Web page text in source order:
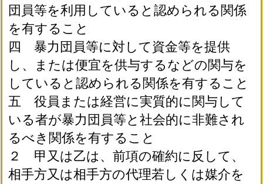
団員等を利用していると認められる関係
を有すること
四 暴力団員等に対して資金等を提供
し、または便宜を供与するなどの関与を
していると認められる関係を有すること
五 役員または経営に実質的に関与して
いる者が暴力団員等と社会的に非難され
るべき関係を有すること
２ 甲又は乙は、前項の確約に反して、
相手方又は相手方の代理若しくは媒介を